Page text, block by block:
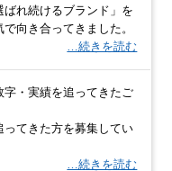
ばれ続けるブランド」を
向き合ってきました。
…続きを読む
字・実績を追ってきたご
てきた方を募集してい
…続きを読む